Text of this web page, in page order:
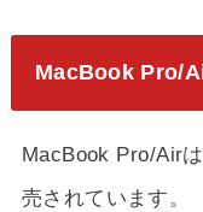
MacBook Pro/
MacBook Pro/Air
売されています。